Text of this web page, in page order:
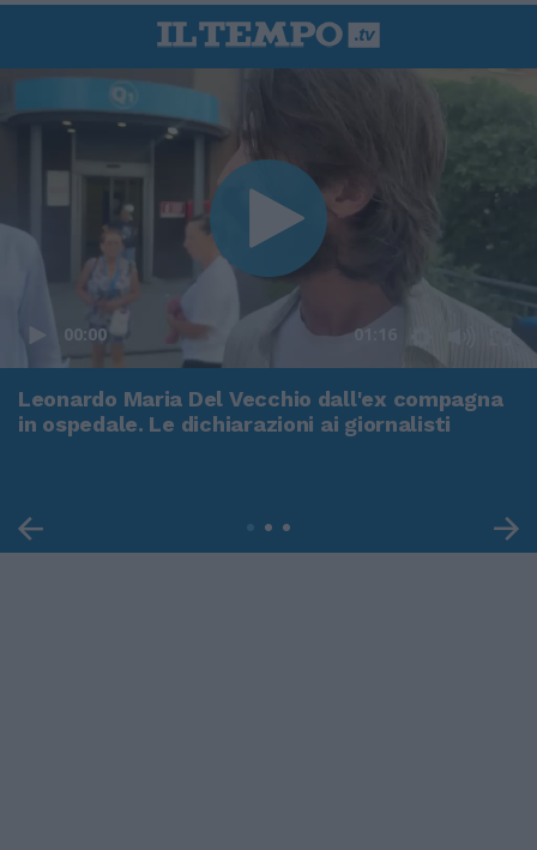
00:00 01:16
Leonardo Maria Del Vecchio dall'ex compagna
in ospedale. Le dichiarazioni ai giornalisti